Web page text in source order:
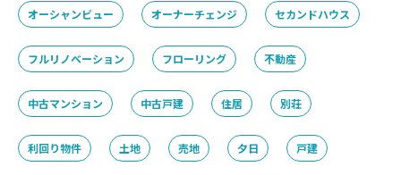
オーシャンビュー オーナーチェンジ セカンドハウス
フルリノベーション フローリング 不動産
中古マンション 中古戸建 住居 別荘
利回り物件 土地 売地 夕日 戸建